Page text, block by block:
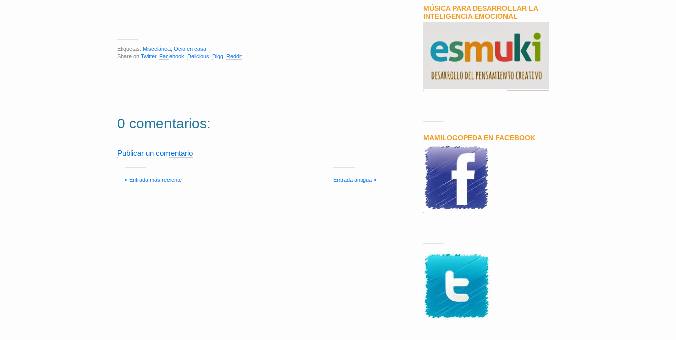
Etiquetas: Miscelánea Ocio en casa
Share on Twitter, Facebook Delicious Digg Reddit
0 comentarios:
Publicar un comentario
« Entrada más reciente Entrada antigua »
MÚSICA PARA DESARROLLAR LA
INTELIGENCIA EMOCIONAL
MAMILOGOPEDA EN FACEBOOK